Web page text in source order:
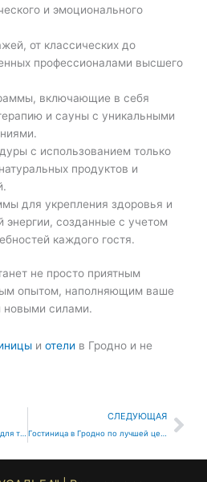
и эмоционального
от классических до
профессионалами высшего
включающие в себя
и сауны с уникальными
с использованием только
продуктов и
для укрепления здоровья и
созданные с учетом
каждого гостя.
не просто приятным
опытом, наполняющим ваше
новыми силами.
и отели в Гродно и не
СЛЕДУЮЩАЯ